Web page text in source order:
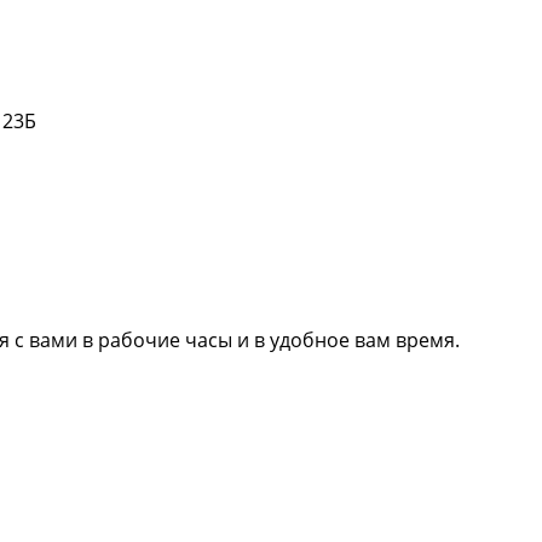
вами в рабочие часы и в удобное вам время.